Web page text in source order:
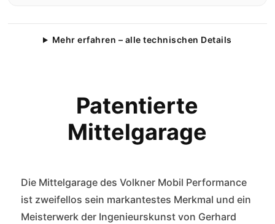
Mehr erfahren – alle technischen Details
Patentierte
Mittelgarage
Die Mittelgarage des Volkner Mobil Performance
ist zweifellos sein markantestes Merkmal und ein
Meisterwerk der Ingenieurskunst von Gerhard